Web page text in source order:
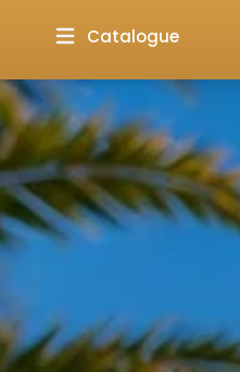
Catalogue